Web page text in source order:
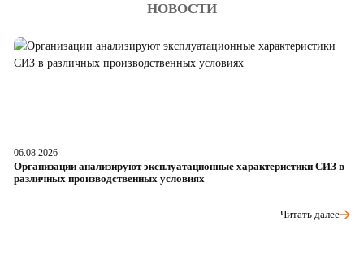
НОВОСТИ
06.08.2026
Организации анализируют эксплуатационные характеристики СИЗ в
различных производственных условиях
Читать далее